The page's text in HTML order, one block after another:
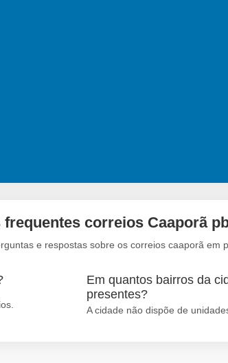
frequentes correios Caaporã
e respostas sobre os correios caaporã em
Em quantos bairros da
presentes?
A cidade não dispõe de